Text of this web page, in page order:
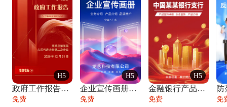
H5
政府工作报告政府年终工作总结
免费
H5
企业宣传画册公司简介产品介绍业务宣传手册
免费
H5
金融银行产品宣传手册企业宣传产品介绍
免费
防
免